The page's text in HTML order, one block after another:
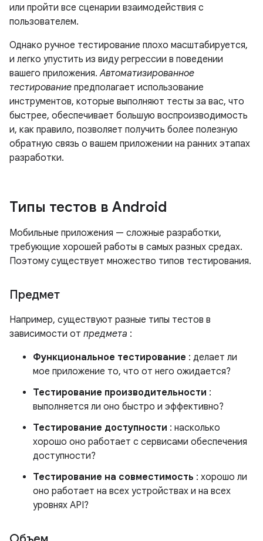
или пройти все сценарии взаимодействия с
пользователем.
Однако ручное тестирование плохо масштабируется,
и легко упустить из виду регрессии в поведении
вашего приложения.Автоматизированное
тестирование предполагает использование
инструментов, которые выполняют тесты за вас, что
быстрее, обеспечивает большую воспроизводимость
и, как правило, позволяет получить более полезную
обратную связь о вашем приложении на ранних этапах
разработки.
Типы тестов в Android
Мобильные приложения — сложные разработки,
требующие хорошей работы в самых разных средах.
Поэтому существует множество типов тестирования.
Предмет
Например, существуют разные типы тестов в
зависимости от предмета :
Функциональное тестирование : делает ли
мое приложение то, что от него ожидается?
Тестирование производительности :
выполняется ли оно быстро и эффективно?
Тестирование доступности : насколько
хорошо оно работает с сервисами обеспечения
доступности?
Тестирование на совместимость : хорошо ли
оно работает на всех устройствах и на всех
уровнях API?